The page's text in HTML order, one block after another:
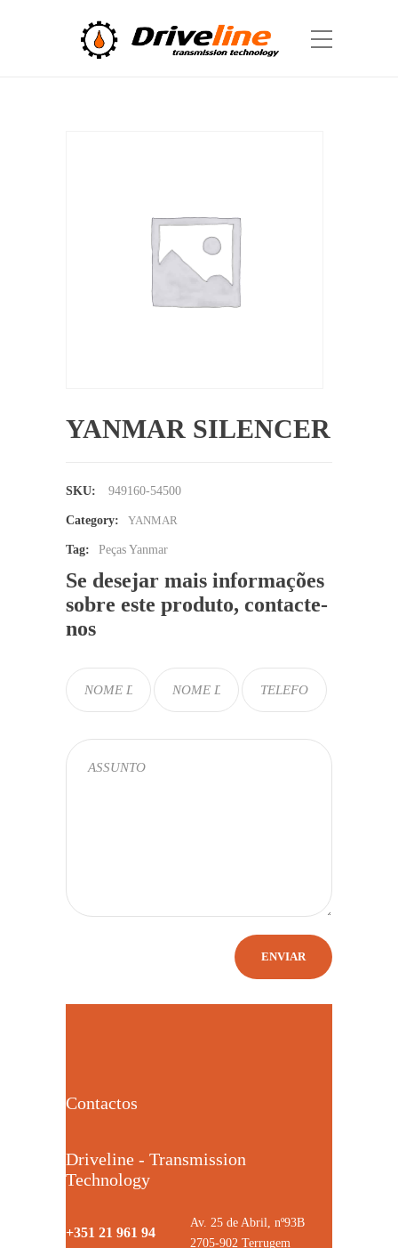
YANMAR SILENCER
SKU: 949160-54500
Category: YANMAR
Tag: Peças Yanmar
Se desejar mais informações
sobre este produto, contacte-
nos
Contactos
Driveline - Transmission
Technology
+351 21 961 94
Av. 25 de Abril, nº93B
2705-902 Terrugem